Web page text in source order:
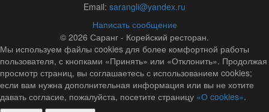
Email: sarangli@yandex.ru
Написать сообщение
© 2026 Саранг - Корейский ресторан.
Мы используем файлы cookies для более комфортной работы
пользователя, с кнопками «Принять» или «Отклонить». Продолжая
просмотр страниц, вы соглашаетесь с использованием cookies;
если вам нужна дополнительная информация или вы не хотите
давать согласие, пожалуйста, посетите страницу «О cookies».